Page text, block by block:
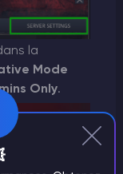
la
Mode
Only.